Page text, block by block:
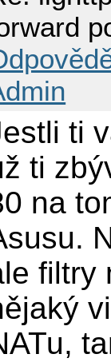
ti
ti
na
filtry